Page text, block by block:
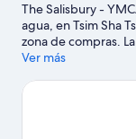
The Salisbury -
agua, en Tsim Sha
zona de compras.
en Puerto Victoria y
de los puntos de
Ver más